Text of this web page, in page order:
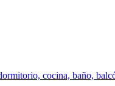
cocina, baño,